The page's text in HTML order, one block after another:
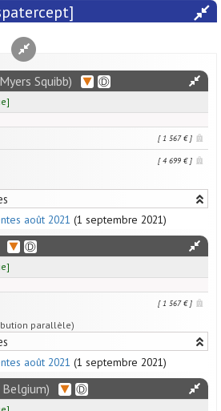
Squibb)
]
[ 1 567 € ]
[ 4 699 € ]
août 2021 (1 septembre 2021)
]
[ 1 567 € ]
parallèle)
août 2021 (1 septembre 2021)